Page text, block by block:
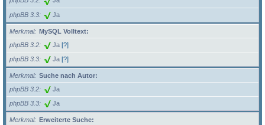
phpBB 3.3 Ja
Merkmal
MySQL Volltext:
phpBB 3.2
Ja [?]
phpBB 3.3 Ja [?]
Merkmal
Suche nach Autor:
phpBB 3.2
Ja
phpBB 3.3 Ja
Merkmal
Erweiterte Suche: